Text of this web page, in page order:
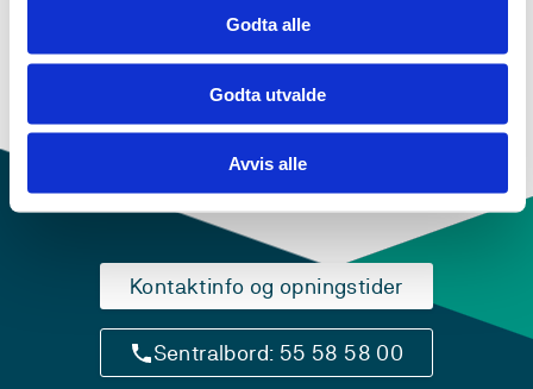
Godta alle
Godta utvalde
Avvis alle
Kontaktinfo og opningstider
Sentralbord: 55 58 58 00